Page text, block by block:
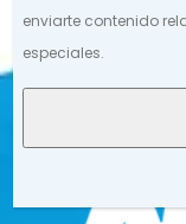
enviarte contenido
especiales.